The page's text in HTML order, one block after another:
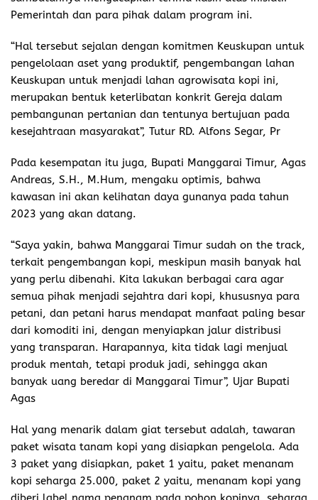
Pemerintah dan para pihak dalam program ini.
“Hal tersebut sejalan dengan komitmen Keuskupan untuk
pengelolaan aset yang produktif, pengembangan lahan
Keuskupan untuk menjadi lahan agrowisata kopi ini,
merupakan bentuk keterlibatan konkrit Gereja dalam
pembangunan pertanian dan tentunya bertujuan pada
kesejahtraan masyarakat”, Tutur RD. Alfons Segar, Pr
Pada kesempatan itu juga, Bupati Manggarai Timur, Agas
Andreas, S.H., M.Hum, mengaku optimis, bahwa
kawasan ini akan kelihatan daya gunanya pada tahun
2023 yang akan datang.
“Saya yakin, bahwa Manggarai Timur sudah on the track,
terkait pengembangan kopi, meskipun masih banyak hal
yang perlu dibenahi. Kita lakukan berbagai cara agar
semua pihak menjadi sejahtra dari kopi, khususnya para
petani, dan petani harus mendapat manfaat paling besar
dari komoditi ini, dengan menyiapkan jalur distribusi
yang transparan. Harapannya, kita tidak lagi menjual
produk mentah, tetapi produk jadi, sehingga akan
banyak uang beredar di Manggarai Timur”, Ujar Bupati
Agas
Hal yang menarik dalam giat tersebut adalah, tawaran
paket wisata tanam kopi yang disiapkan pengelola. Ada
3 paket yang disiapkan, paket 1 yaitu, paket menanam
kopi seharga 25.000, paket 2 yaitu, menanam kopi yang